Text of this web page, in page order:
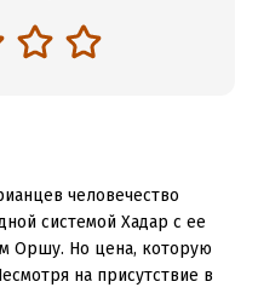
человечество
системой Хадар с ее
Оршу. Но цена, которую
на присутствие в